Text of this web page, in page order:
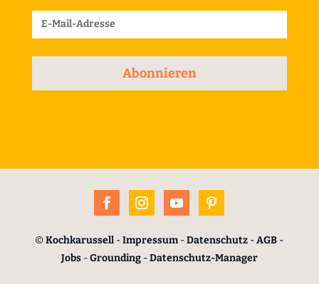
Abonnieren
©Kochkarussell -Impressum-Datenschutz -AGB -
Jobs-Grounding-Datenschutz-Manager